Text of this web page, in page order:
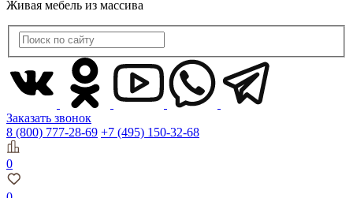
Живая мебель из массива
Заказать звонок
8 (800) 777-28-69 +7 (495) 150-32-68
0